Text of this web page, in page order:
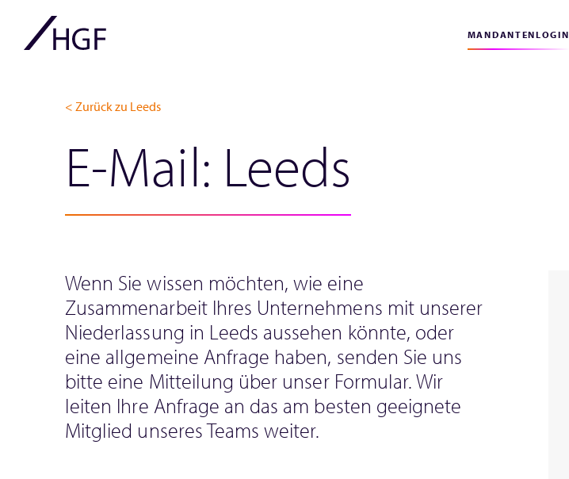
MANDANTENLOGIN
< Zurück zu Leeds
E-Mail: Leeds
Wenn Sie wissen möchten, wie eine
Zusammenarbeit Ihres Unternehmens mit unserer
Niederlassung in Leeds aussehen könnte, oder
eine allgemeine Anfrage haben, senden Sie uns
bitte eine Mitteilung über unser Formular. Wir
leiten Ihre Anfrage an das am besten geeignete
Mitglied unseres Teams weiter.